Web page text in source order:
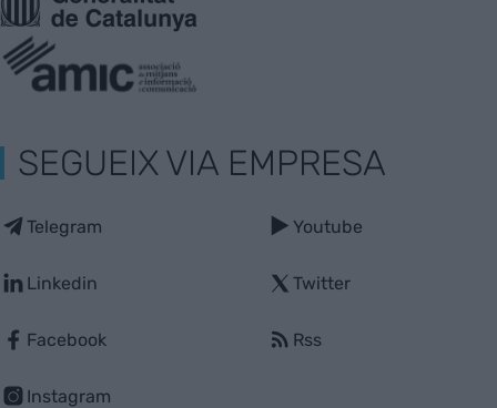
SEGUEIX VIA EMPRESA
Telegram
Linkedin
Facebook
Instagram
Youtube
Twitter
Rss